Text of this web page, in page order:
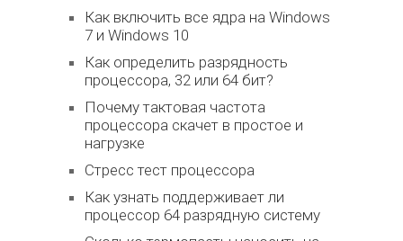
Как включить все ядра на Windows
7 и Windows 10
Как определить разрядность
процессора, 32 или 64 бит?
Почему тактовая частота
процессора скачет в простое и
нагрузке
Стресс тест процессора
Как узнать поддерживает ли
процессор 64 разрядную систему